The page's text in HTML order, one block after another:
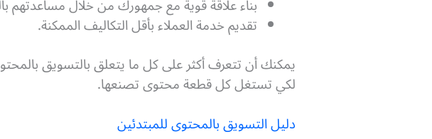
تقديم خدمة العملاء بأقل التكاليف الممكنة.
يمكنك أن تتعرف أكثر على كل ما يتعلق بالتسويق
لكي تستغل كل قطعة محتوى تصنعها.
دليل التسويق بالمحتوى للمبتدئين